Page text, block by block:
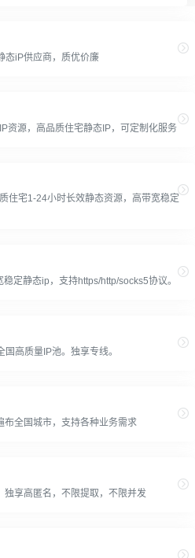
态iP供应商，质优价廉
资源，高品质住宅静态IP，可定制化服务
住宅1-24小时长效静态资源，高带宽稳定
定静态ip，支持https/http/socks5协议。
高质量IP池。独享专线。
布全国城市，支持各种业务需求
享高匿名，不限提取，不限并发